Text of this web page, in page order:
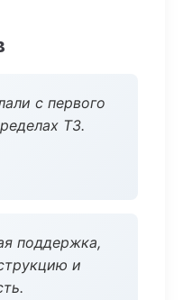
с первого
ТЗ.
поддержка,
и